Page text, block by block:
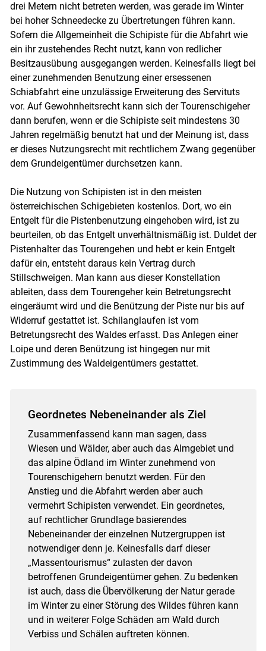
drei Metern nicht betreten werden, was gerade im Winter
bei hoher Schneedecke zu Übertretungen führen kann.
Sofern die Allgemeinheit die Schipiste für die Abfahrt wie
ein ihr zustehendes Recht nutzt, kann von redlicher
Besitzausübung ausgegangen werden. Keinesfalls liegt bei
einer zunehmenden Benutzung einer ersessenen
Schiabfahrt eine unzulässige Erweiterung des Servituts
vor. Auf Gewohnheitsrecht kann sich der Tourenschigeher
dann berufen, wenn er die Schipiste seit mindestens 30
Jahren regelmäßig benutzt hat und der Meinung ist, dass
er dieses Nutzungsrecht mit rechtlichem Zwang gegenüber
dem Grundeigentümer durchsetzen kann.
Die Nutzung von Schipisten ist in den meisten
österreichischen Schigebieten kostenlos. Dort, wo ein
Entgelt für die Pistenbenutzung eingehoben wird, ist zu
beurteilen, ob das Entgelt unverhältnismäßig ist. Duldet der
Pistenhalter das Tourengehen und hebt er kein Entgelt
dafür ein, entsteht daraus kein Vertrag durch
Stillschweigen. Man kann aus dieser Konstellation
ableiten, dass dem Tourengeher kein Betretungsrecht
eingeräumt wird und die Benützung der Piste nur bis auf
Widerruf gestattet ist. Schilanglaufen ist vom
Betretungsrecht des Waldes erfasst. Das Anlegen einer
Loipe und deren Benützung ist hingegen nur mit
Zustimmung des Waldeigentümers gestattet.
Geordnetes Nebeneinander als Ziel
Zusammenfassend kann man sagen, dass
Wiesen und Wälder, aber auch das Almgebiet und
das alpine Ödland im Winter zunehmend von
Tourenschigehern benutzt werden. Für den
Anstieg und die Abfahrt werden aber auch
vermehrt Schipisten verwendet. Ein geordnetes,
auf rechtlicher Grundlage basierendes
Nebeneinander der einzelnen Nutzergruppen ist
notwendiger denn je. Keinesfalls darf dieser
„Massentourismus“ zulasten der davon
betroffenen Grundeigentümer gehen. Zu bedenken
ist auch, dass die Übervölkerung der Natur gerade
im Winter zu einer Störung des Wildes führen kann
und in weiterer Folge Schäden am Wald durch
Verbiss und Schälen auftreten können.